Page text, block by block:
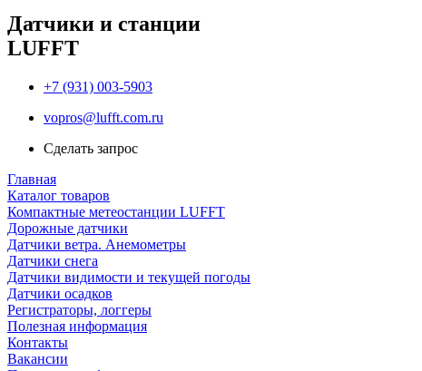
Датчики и станции
LUFFT
+7 (931) 003-5903
vopros@lufft.com.ru
Сделать запрос
Главная
Каталог товаров
Компактные метеостанции LUFFT
Дорожные датчики
Датчики ветра. Анемометры
Датчики снега
Датчики видимости и текущей погоды
Датчики осадков
Регистраторы, логгеры
Полезная информация
Контакты
Вакансии